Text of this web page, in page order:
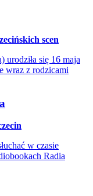
scen
się 16 maja
wraz z rodzicami
w czasie
Radia